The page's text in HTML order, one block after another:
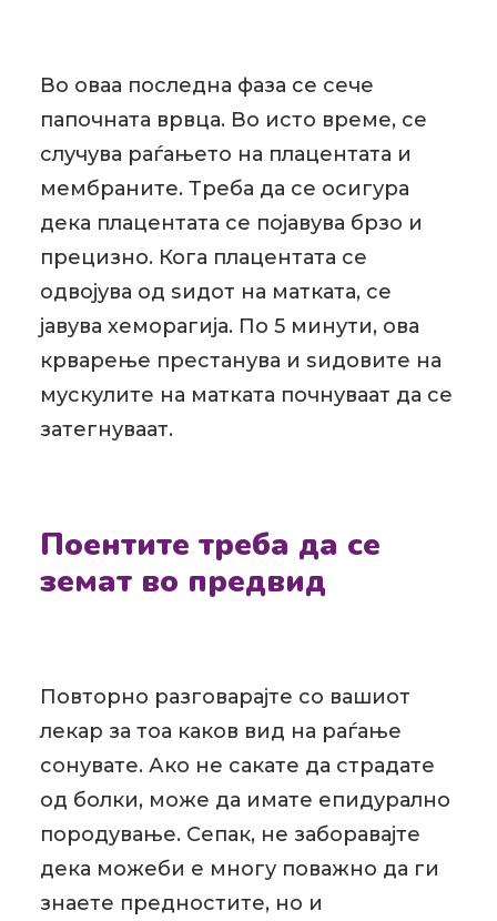
Во оваа последна фаза се сече
папочната врвца. Во исто време, се
случува раѓањето на плацентата и
мембраните. Треба да се осигура
дека плацентата се појавува брзо и
прецизно. Кога плацентата се
одвојува од ѕидот на матката, се
јавува хеморагија. По 5 минути, ова
крварење престанува и ѕидовите на
мускулите на матката почнуваат да се
затегнуваат.
Поентите треба да се
земат во предвид
Повторно разговарајте со вашиот
лекар за тоа каков вид на раѓање
сонувате. Ако не сакате да страдате
од болки, може да имате епидурално
породување. Сепак, не заборавајте
дека можеби е многу поважно да ги
знаете предностите, но и